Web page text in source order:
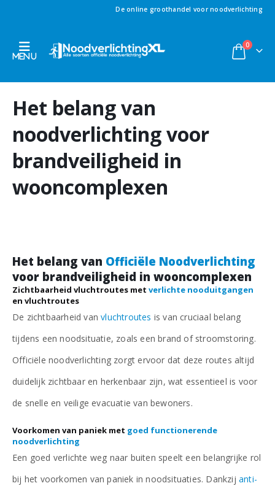
De online groothandel voor noodverlichting
0
Het belang van
noodverlichting voor
brandveiligheid in
wooncomplexen
Het belang van Officiële Noodverlichting
voor brandveiligheid in wooncomplexen
Zichtbaarheid vluchtroutes met verlichte nooduitgangen
en vluchtroutes
De zichtbaarheid vanvluchtroutes is van cruciaal belang
tijdens een noodsituatie, zoals een brand of stroomstoring.
Officiële noodverlichting zorgt ervoor dat deze routes altijd
duidelijk zichtbaar en herkenbaar zijn, wat essentieel is voor
de snelle en veilige evacuatie van bewoners.
Voorkomen van paniek met goed functionerende
noodverlichting
Een goed verlichte weg naar buiten speelt een belangrijke rol
bij het voorkomen van paniek in noodsituaties. Dankzijanti-